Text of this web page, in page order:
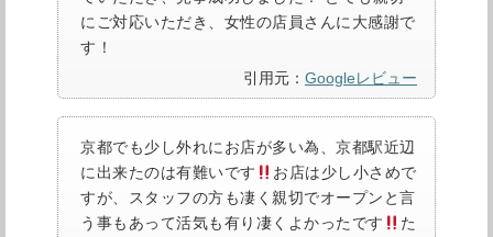
にご対応いただき、女性の店員さんに大感謝で
す！
引用元： Googleレビュー
京都でも少し外れにお店が多い為、京都駅近辺
に出来たのは有難いです
お店は少し小さめで
すが、スタッフの方も凄く親切でオープンと言
う事もあって活気も有り凄くよかったです
た